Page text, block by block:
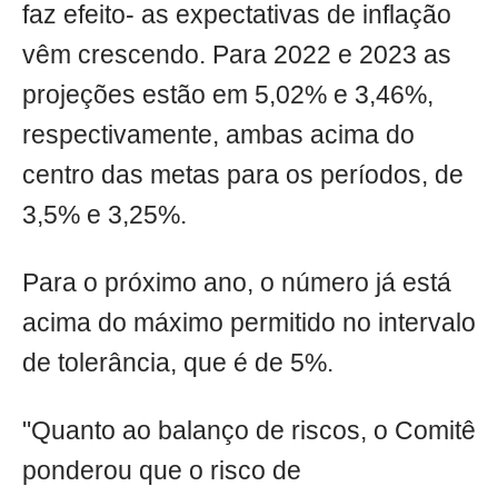
faz efeito- as expectativas de inflação
vêm crescendo. Para 2022 e 2023 as
projeções estão em 5,02% e 3,46%,
respectivamente, ambas acima do
centro das metas para os períodos, de
3,5% e 3,25%.
Para o próximo ano, o número já está
acima do máximo permitido no intervalo
de tolerância, que é de 5%.
"Quanto ao balanço de riscos, o Comitê
ponderou que o risco de